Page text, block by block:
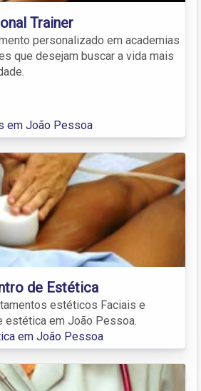
Trainer
personalizado em academias
que desejam buscar a vida mais
em João Pessoa
de Estética
estéticos Faciais e
estética em João Pessoa.
em João Pessoa